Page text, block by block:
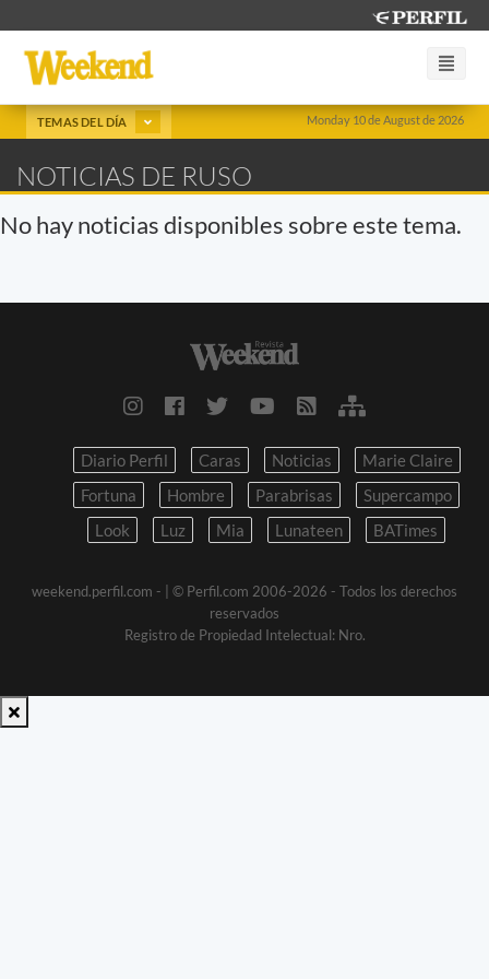
Monday 10 de August de 2026
TEMAS DEL DÍA
NOTICIAS DE RUSO
No hay noticias disponibles sobre este tema.
Diario Perfil Caras Noticias
Marie Claire
Fortuna
Hombre Parabrisas
Supercampo
Look
Luz Mia Lunateen BATimes
weekend.perfil.com -
| © Perfil.com 2006-2026 - Todos los derechos
reservados
Registro de Propiedad Intelectual: Nro.